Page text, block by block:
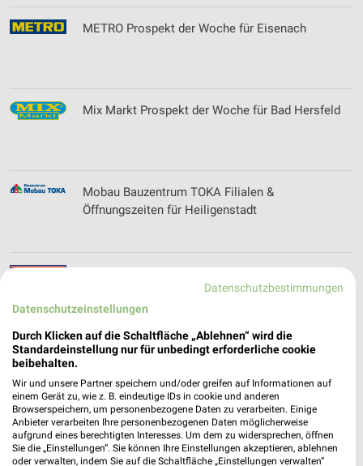
METRO Prospekt der Woche für Eisenach
Mix Markt Prospekt der Woche für Bad Hersfeld
Mobau Bauzentrum TOKA Filialen &
Öffnungszeiten für Heiligenstadt
Multipolster Katalog und Prospekte für Erfurt
Mäc-Geiz Prospekte mit Top Angeboten für Bad
Salzungen
Datenschutzbestimmungen
Datenschutzeinstellungen
Durch Klicken auf die Schaltfläche „Ablehnen“ wird die
Standardeinstellung nur für unbedingt erforderliche cookie
beibehalten.
Wir und unsere Partner speichern und/oder greifen auf Informationen auf
einem Gerät zu, wie z. B. eindeutige IDs in cookie und anderen
Browserspeichern, um personenbezogene Daten zu verarbeiten. Einige
Anbieter verarbeiten Ihre personenbezogenen Daten möglicherweise
aufgrund eines berechtigten Interesses. Um dem zu widersprechen, öffnen
Sie die „Einstellungen“. Sie können Ihre Einstellungen akzeptieren, ablehnen
oder verwalten, indem Sie auf die Schaltfläche „Einstellungen verwalten“